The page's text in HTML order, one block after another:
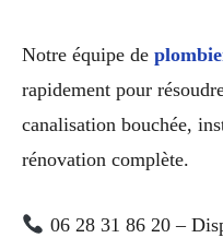
Notre équipe de
rapidement pour
canalisation bouchée,
rénovation complète.
06 28 31 86 20 –